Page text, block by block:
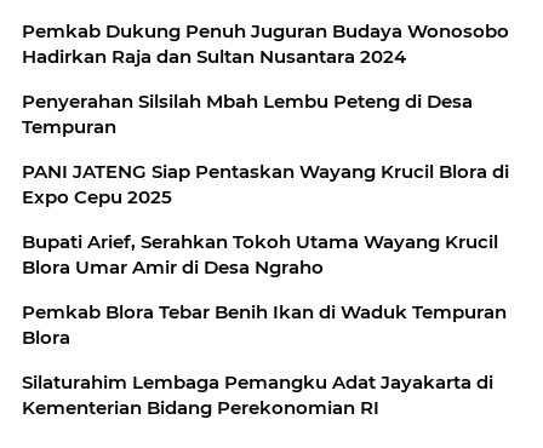
Pemkab Dukung Penuh Juguran Budaya Wonosobo
Hadirkan Raja dan Sultan Nusantara 2024
Penyerahan Silsilah Mbah Lembu Peteng di Desa
Tempuran
PANI JATENG Siap Pentaskan Wayang Krucil Blora di
Expo Cepu 2025
Bupati Arief, Serahkan Tokoh Utama Wayang Krucil
Blora Umar Amir di Desa Ngraho
Pemkab Blora Tebar Benih Ikan di Waduk Tempuran
Blora
Silaturahim Lembaga Pemangku Adat Jayakarta di
Kementerian Bidang Perekonomian RI